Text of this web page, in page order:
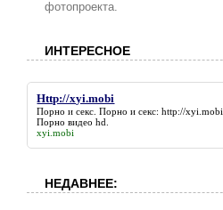
фотопроекта.
ИНТЕРЕСНОЕ
Http://xyi.mobi
Порно и секс. Порно и секс:http://xyi.mobi
Порно видео hd.
xyi.mobi
НЕДАВНЕЕ: